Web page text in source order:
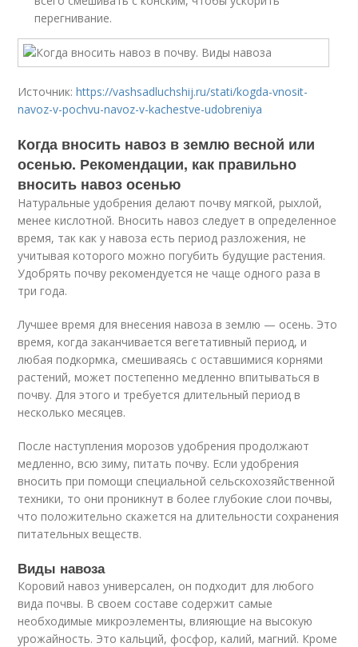
перегнивание.
Источник:https://vashsadluchshij.ru/stati/kogda-vnosit-
navoz-v-pochvu-navoz-v-kachestve-udobreniya
Когда вносить навоз в землю весной или
осенью. Рекомендации, как правильно
вносить навоз осенью
Натуральные удобрения делают почву мягкой, рыхлой,
менее кислотной. Вносить навоз следует в определенное
время, так как у навоза есть период разложения, не
учитывая которого можно погубить будущие растения.
Удобрять почву рекомендуется не чаще одного раза в
три года.
Лучшее время для внесения навоза в землю — осень. Это
время, когда заканчивается вегетативный период, и
любая подкормка, смешиваясь с оставшимися корнями
растений, может постепенно медленно впитываться в
почву. Для этого и требуется длительный период в
несколько месяцев.
После наступления морозов удобрения продолжают
медленно, всю зиму, питать почву. Если удобрения
вносить при помощи специальной сельскохозяйственной
техники, то они проникнут в более глубокие слои почвы,
что положительно скажется на длительности сохранения
питательных веществ.
Виды навоза
Коровий навоз универсален, он подходит для любого
вида почвы. В своем составе содержит самые
необходимые микроэлементы, влияющие на высокую
урожайность. Это кальций, фосфор, калий, магний. Кроме